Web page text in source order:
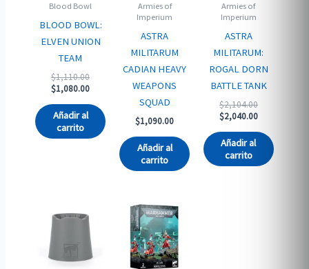
Blood Bowl
BLOOD BOWL:
ELVEN UNION
TEAM
$1,110.00Original
price
$1,110.00.
$1,080.00Current
$1,080.00.
Añadir al
carrito
Armies of
Imperium
ASTRA
MILITARUM
CADIAN HEAVY
WEAPONS
SQUAD
$1,090.00
Añadir al
carrito
Armies of
Imperium
ASTRA
MILITARUM:
ROGAL DORN
BATTLE TANK
$2,104.00Original
price
$2,104.00.
$2,040.00Current
$2,040.00.
Añadir al
carrito